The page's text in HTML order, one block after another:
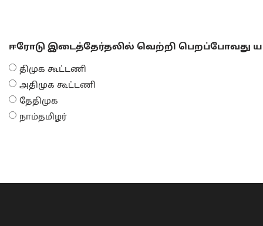
ஈரோடு இடைத்தேர்தலில் வெற்றி பெறப்போவது
திமுக கூட்டணி
அதிமுக கூட்டணி
தேதிமுக
நாம்தமிழர்